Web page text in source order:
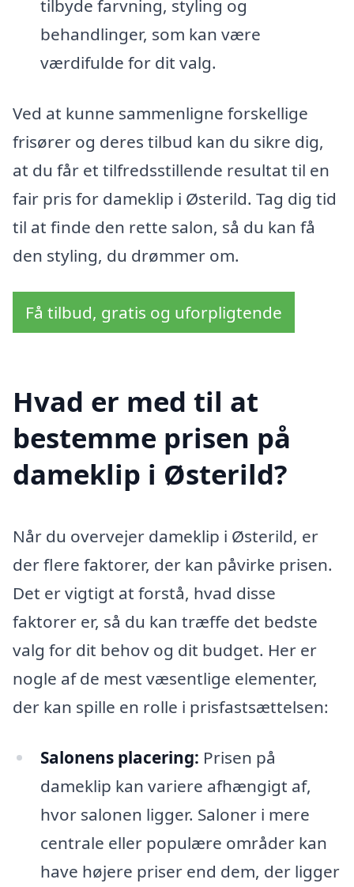
tilbyde farvning, styling og
behandlinger, som kan være
værdifulde for dit valg.
Ved at kunne sammenligne forskellige
frisører og deres tilbud kan du sikre dig,
at du får et tilfredsstillende resultat til en
fair pris for dameklip i Østerild. Tag dig tid
til at finde den rette salon, så du kan få
den styling, du drømmer om.
Få tilbud, gratis og uforpligtende
Hvad er med til at
bestemme prisen på
dameklip i Østerild?
Når du overvejer dameklip i Østerild, er
der flere faktorer, der kan påvirke prisen.
Det er vigtigt at forstå, hvad disse
faktorer er, så du kan træffe det bedste
valg for dit behov og dit budget. Her er
nogle af de mest væsentlige elementer,
der kan spille en rolle i prisfastsættelsen:
Salonens placering: Prisen på
dameklip kan variere afhængigt af,
hvor salonen ligger. Saloner i mere
centrale eller populære områder kan
have højere priser end dem, der ligger